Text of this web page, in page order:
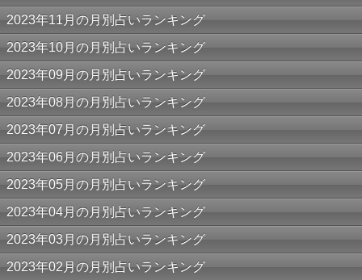
2023年11月の月別占いランキング
2023年10月の月別占いランキング
2023年09月の月別占いランキング
2023年08月の月別占いランキング
2023年07月の月別占いランキング
2023年06月の月別占いランキング
2023年05月の月別占いランキング
2023年04月の月別占いランキング
2023年03月の月別占いランキング
2023年02月の月別占いランキング